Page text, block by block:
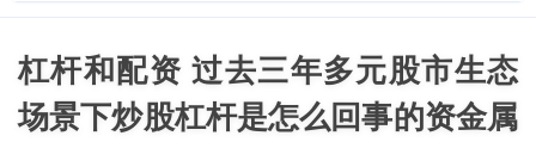
杠杆和配资 过去三年多元股市生态
场景下炒股杠杆是怎么回事的资金属